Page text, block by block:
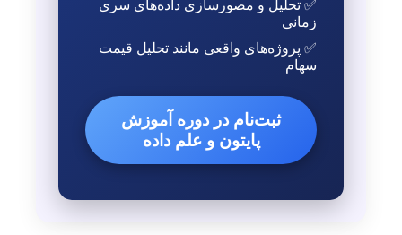
✅ تحلیل و مصورسازی داده‌های سری
زمانی
✅ پروژه‌های واقعی مانند تحلیل قیمت
سهام
ثبت‌نام در دوره آموزش
پایتون و علم داده